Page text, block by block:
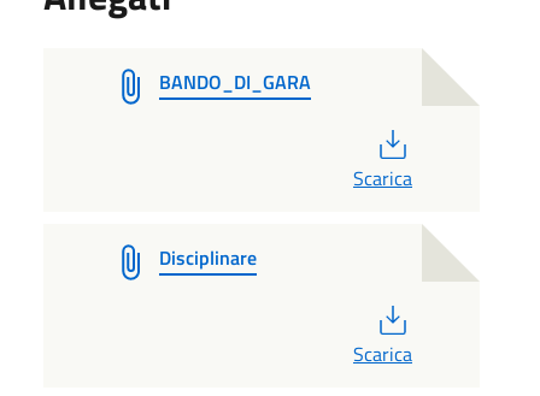
BANDO_DI_GARA
Scarica
Disciplinare
Scarica